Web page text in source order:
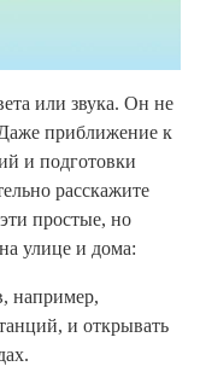
или звука. Он не
приближение к
и подготовки
расскажите
простые, но
улице и дома:
например,
и открывать